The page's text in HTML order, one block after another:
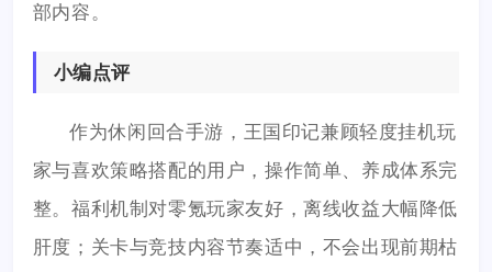
部内容。
小编点评
作为休闲回合手游，王国印记兼顾轻度挂机玩
家与喜欢策略搭配的用户，操作简单、养成体系完
整。福利机制对零氪玩家友好，离线收益大幅降低
肝度；关卡与竞技内容节奏适中，不会出现前期枯